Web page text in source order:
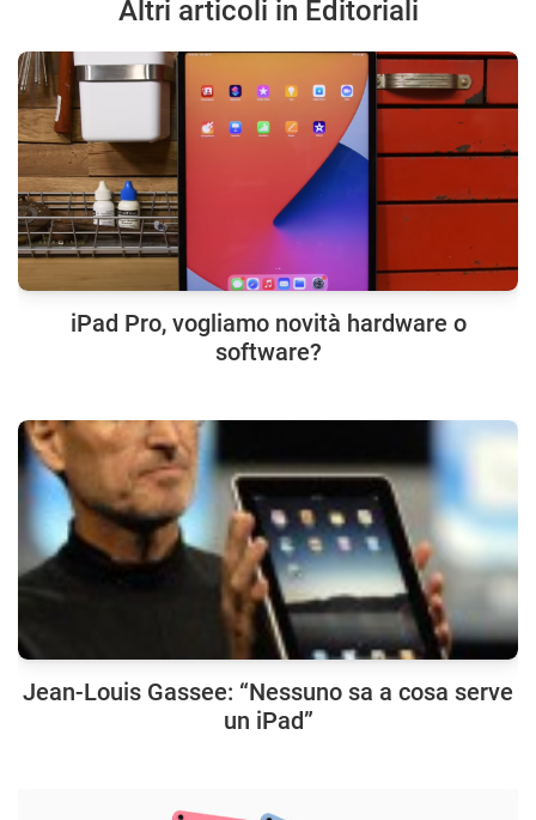
Altri articoli in Editoriali
iPad Pro, vogliamo novità hardware o
software?
Jean-Louis Gassee: “Nessuno sa a cosa serve
un iPad”